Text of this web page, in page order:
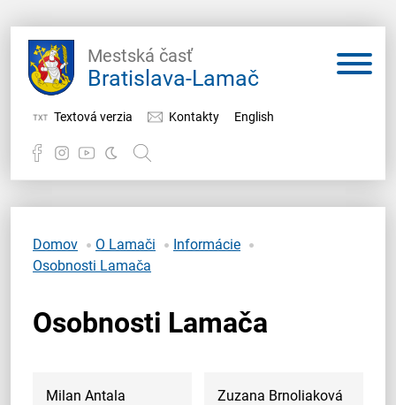
Mestská časť
Bratislava-Lamač
Textová verzia Kontakty English
Samospráva
O Lamači
Domov O Lamači
Informácie
Osobnosti Lamača
Osobnosti Lamača
Milan Antala Zuzana Brnoliaková